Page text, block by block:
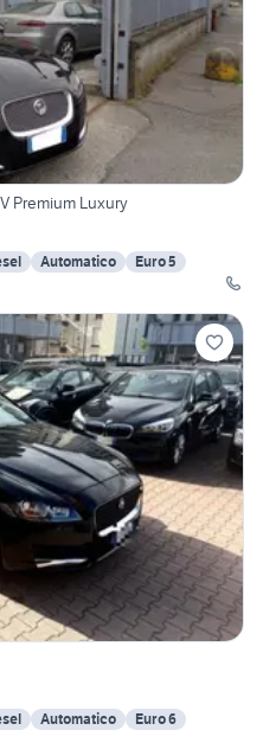
Premium Luxury
Automatico
Euro 5
Automatico
Euro 6